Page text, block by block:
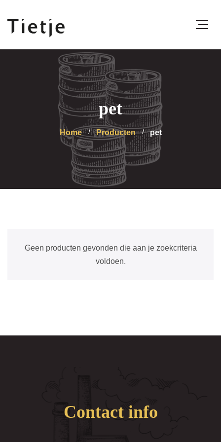
pet
Home Producten pet
Geen producten gevonden die aan je zoekcriteria
voldoen.
Contact info